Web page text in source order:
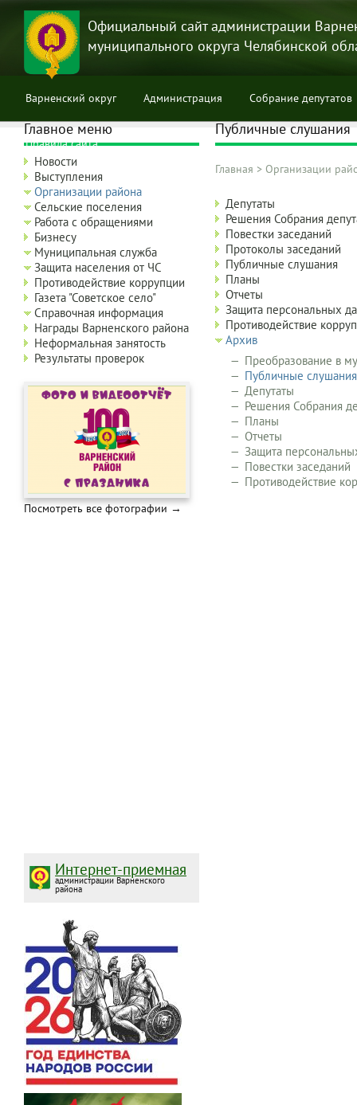
Перейти
основному
содержанию
Официальный сайт администрации
муниципального округа Челябинской
Варненский округ Администрация Собрание депутатов
Правила сайта
Публичные слушания
навигации
Главная > Организации
Aдминистрация
Варненского
муниципального
района:
дополнительно
+3
level
Депутаты
Решения Собрания
Повестки заседаний
Протоколы заседаний
Публичные слушания
Планы
Отчеты
Защита персональных
Противодействие
Архив
Преобразование в
Публичные слушания
Депутаты
Решения Собрания
Планы
Отчеты
Защита
Повестки заседаний
Противодействие
Главное меню
Новости
Выступления
Организации района
Сельские поселения
Работа с обращениями
Бизнесу
Муниципальная служба
Защита населения от ЧС
Противодействие коррупции
Газета "Советское село"
Справочная информация
Награды Варненского района
Неформальная занятость
Результаты проверок
Посмотреть все фотографии →
Интернет-приемная
администрации Варненского
района